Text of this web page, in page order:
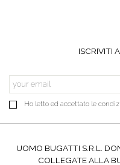
ISCRIVITI
Ho letto ed accettato le
UOMO BUGATTI S.R.L.
COLLEGATE ALLA